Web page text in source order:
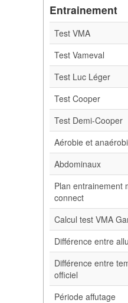
Entrainement
Test VMA
Test Vameval
Test Luc Léger
Test Cooper
Test Demi-Cooper
Aérobie et
Abdominaux
Plan entrainement
connect
Calcul test VMA
Différence entre
Différence entre
officiel
Période affutage